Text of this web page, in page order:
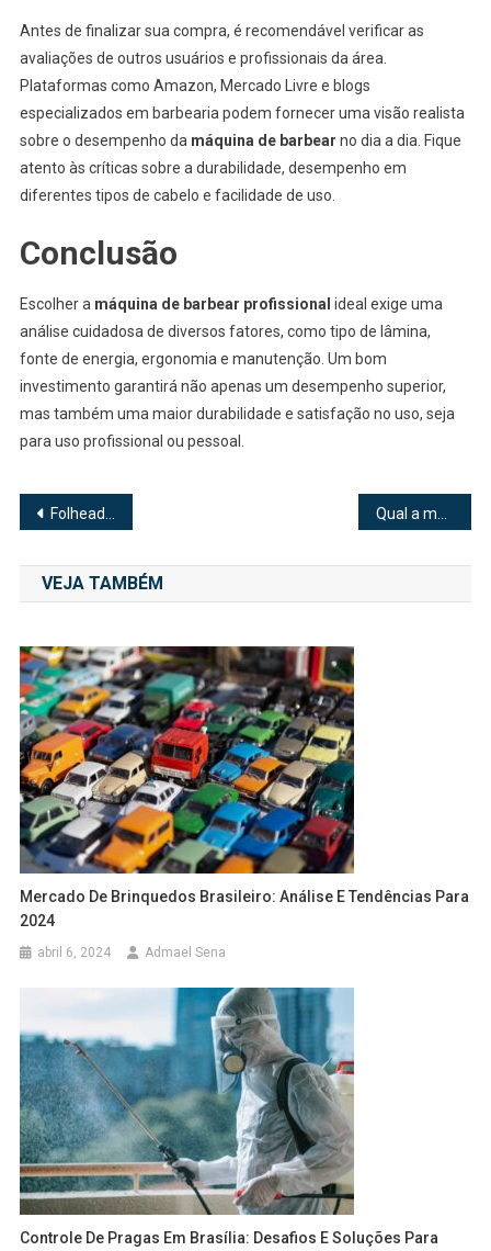
Antes de finalizar sua compra, é recomendável verificar as
avaliações de outros usuários e profissionais da área.
Plataformas como Amazon, Mercado Livre e blogs
especializados em barbearia podem fornecer uma visão realista
sobre o desempenho da máquina de barbear no dia a dia. Fique
atento às críticas sobre a durabilidade, desempenho em
diferentes tipos de cabelo e facilidade de uso.
Conclusão
Escolher a máquina de barbear profissional ideal exige uma
análise cuidadosa de diversos fatores, como tipo de lâmina,
fonte de energia, ergonomia e manutenção. Um bom
investimento garantirá não apenas um desempenho superior,
mas também uma maior durabilidade e satisfação no uso, seja
para uso profissional ou pessoal.
Navegação
de
Post
Folheados a Ouro e Prata: A Melhor Opção para Brilhar com Estilo e Elegância
VEJA TAMBÉM
Mercado De Brinquedos Brasileiro: Análise E Tendências Para
2024
abril 6, 2024 Admael Sena
Controle De Pragas Em Brasília: Desafios E Soluções Para